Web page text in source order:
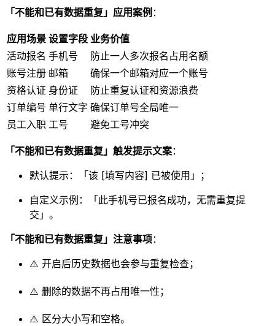
「不能和已有数据重复」应用案例 ：
应用场景 设置字段 业务价值
活动报名 手机号
防止一人多次报名占用名额
账号注册 邮箱
确保一个邮箱对应一个账号
资格认证 身份证
防止重复认证和资源浪费
订单编号 单行文字 确保订单号全局唯一
员工入职 工号 避免工号冲突
「不能和已有数据重复」触发提示文案：
默认提示：「该 [填写内容] 已被使用」；
自定义示例：「此手机号已报名成功，无需重复提
交」。
「不能和已有数据重复」注意事项：
⚠️ 开启后历史数据也会参与重复检查；
⚠️ 删除的数据不再占用唯一性；
⚠️ 区分大小写和空格。